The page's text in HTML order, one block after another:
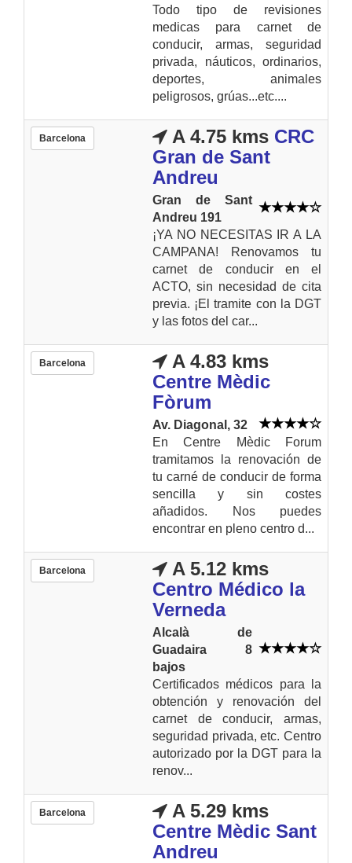
Todo tipo de revisiones
medicas para carnet de
conducir, armas, seguridad
privada, náuticos, ordinarios,
deportes, animales
peligrosos, grúas...etc....
Barcelona A 4.75 kms CRC
Gran de Sant
Andreu
Gran de Sant
Andreu 191
¡YA NO NECESITAS IR A LA
CAMPANA! Renovamos tu
carnet de conducir en el
ACTO, sin necesidad de cita
previa. ¡El tramite con la DGT
y las fotos del car...
Barcelona
A 4.83 kms
Centre Mèdic
Fòrum
Av. Diagonal, 32
En Centre Mèdic Forum
tramitamos la renovación de
tu carné de conducir de forma
sencilla y sin costes
añadidos. Nos puedes
encontrar en pleno centro d...
Barcelona
A 5.12 kms
Centro Médico la
Verneda
Alcalà de
Guadaira 8
bajos
Certificados médicos para la
obtención y renovación del
carnet de conducir, armas,
seguridad privada, etc. Centro
autorizado por la DGT para la
renov...
Barcelona
A 5.29 kms
Centre Mèdic Sant
Andreu